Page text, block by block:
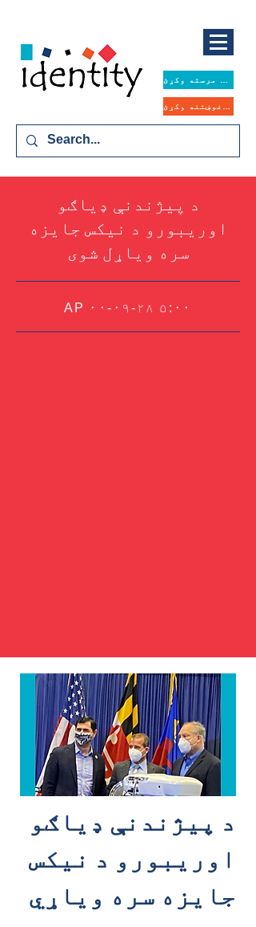
د پیژندنې ډیاګو
اوریبورو د نیکس جایزه
سره ویاړل شوی
AP ۰۰-۰۹-۲۸ ۵:۰۰
د پیژندنې ډیاګو
اوریبورو د نیکس
جایزه سره ویاړي